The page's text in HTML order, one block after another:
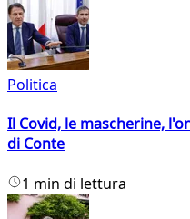
Politica
Il Covid, le mascherine,
di Conte
1 min di lettura